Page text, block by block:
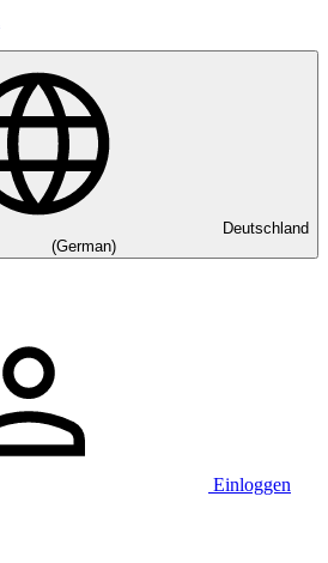
Deutschland
(German)
Einloggen